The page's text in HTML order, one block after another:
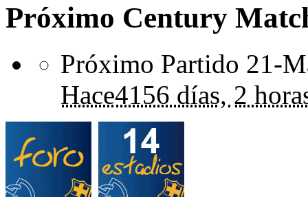
Próximo Century
Próximo Partido 21-
Hace4156 días, 2